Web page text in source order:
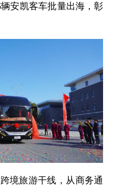
安凯客车批量出海，彰
旅游干线，从商务通